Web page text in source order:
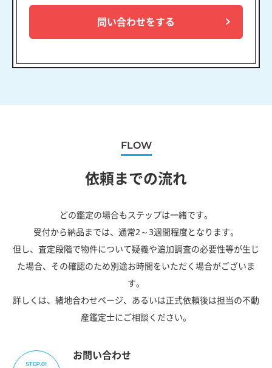
問い合わせをする
FLOW
依頼までの流れ
どの鑑定の場合もステップは一緒です。
受付から納品までは、通常2～3週間程度となります。
但し、査定段階で物件について疑義や追加調査の必要性等が生じ
た場合、その確認のため別途お時間をいただく場合がございま
す。
詳しくは、緒地合わせページ、あるいは正式依頼後は担当の不動
産鑑定士にご相談ください。
お問い合わせ